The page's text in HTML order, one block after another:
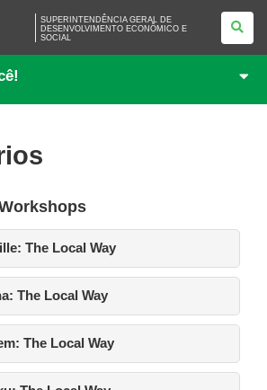
SUPERINTENDÊNCIA GERAL DE
DESENVOLVIMENTO ECONÔMICO E
SOCIAL
The Local Way
The Local Way
The Local Way